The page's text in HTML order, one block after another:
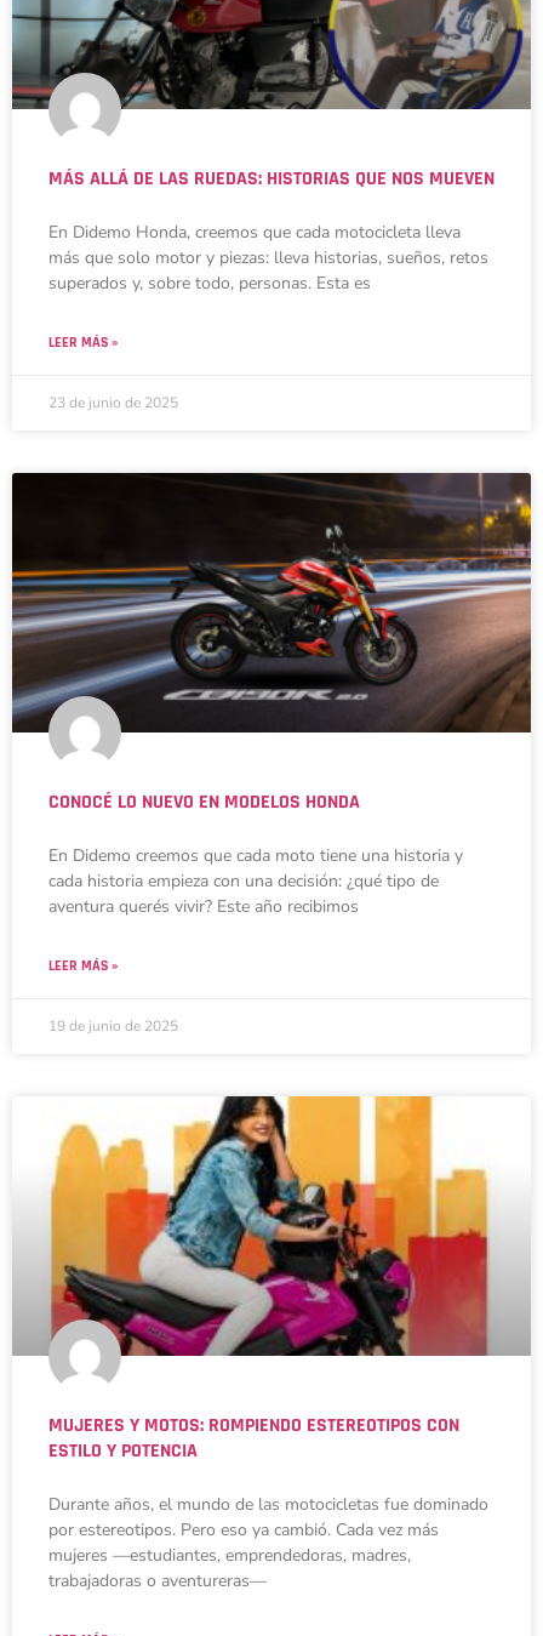
MÁS ALLÁ DE LAS RUEDAS: HISTORIAS QUE NOS MUEVEN
En Didemo Honda, creemos que cada motocicleta lleva
más que solo motor y piezas: lleva historias, sueños, retos
superados y, sobre todo, personas. Esta es
LEER MÁS »
23 de junio de 2025
CONOCÉ LO NUEVO EN MODELOS HONDA
En Didemo creemos que cada moto tiene una historia y
cada historia empieza con una decisión: ¿qué tipo de
aventura querés vivir? Este año recibimos
LEER MÁS »
19 de junio de 2025
MUJERES Y MOTOS: ROMPIENDO ESTEREOTIPOS CON
ESTILO Y POTENCIA
Durante años, el mundo de las motocicletas fue dominado
por estereotipos. Pero eso ya cambió. Cada vez más
mujeres —estudiantes, emprendedoras, madres,
trabajadoras o aventureras—